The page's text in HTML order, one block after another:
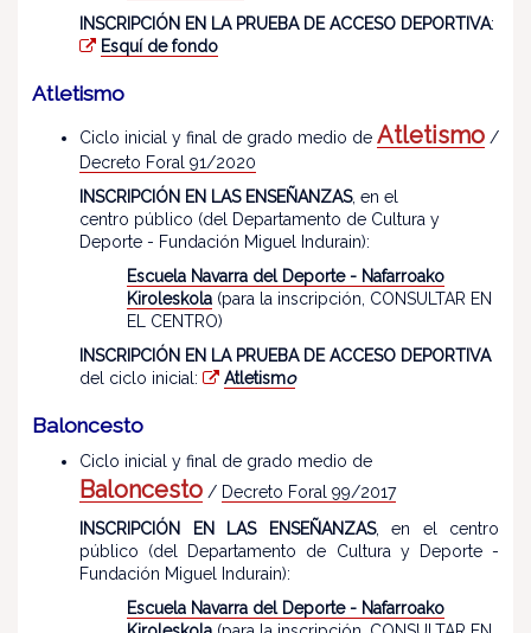
INSCRIPCIÓN EN LA PRUEBA DE ACCESO DEPORTIVA:
Esquí de fondo
Atletismo
Ciclo inicial y final de grado medio de Atletismo /
Decreto Foral 91/2020
INSCRIPCIÓN EN LAS ENSEÑANZAS, en el
centro público (del Departamento de Cultura y
Deporte - Fundación Miguel Indurain):
Escuela Navarra del Deporte - Nafarroako
Kiroleskola (para la inscripción, CONSULTAR EN
EL CENTRO)
INSCRIPCIÓN EN LA PRUEBA DE ACCESO DEPORTIVA
del ciclo inicial:
Atletismo
Baloncesto
Ciclo inicial y final de grado medio de
Baloncesto / Decreto Foral 99/2017
INSCRIPCIÓN EN LAS ENSEÑANZAS, en el centro
público (del Departamento de Cultura y Deporte -
Fundación Miguel Indurain):
Escuela Navarra del Deporte - Nafarroako